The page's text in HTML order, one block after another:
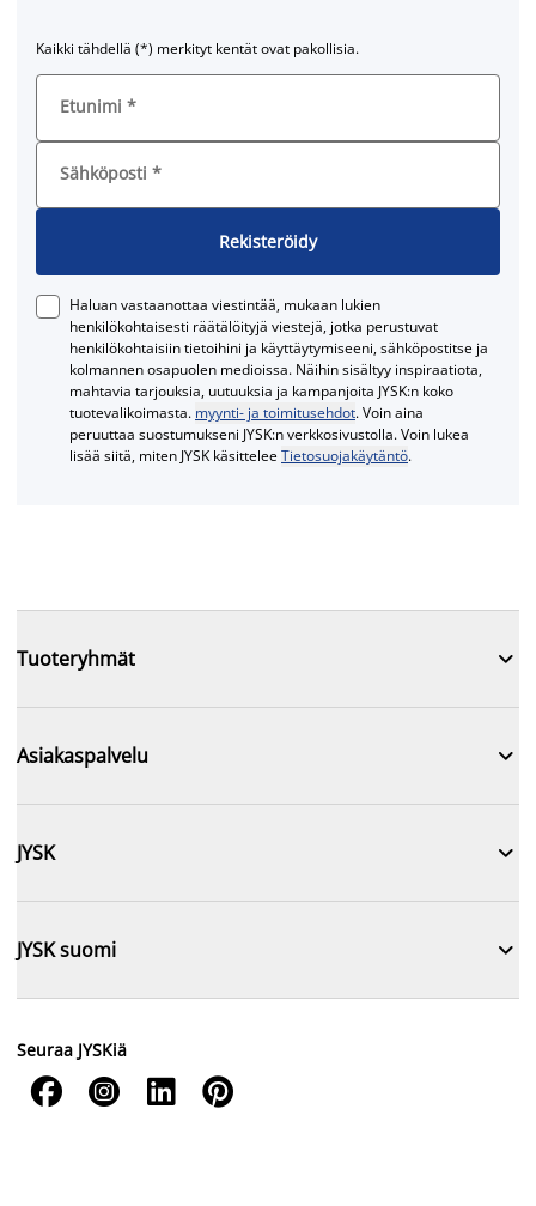
Kaikki tähdellä (*) merkityt kentät ovat pakollisia.
Etunimi *
Sähköposti *
Rekisteröidy
Haluan vastaanottaa viestintää, mukaan lukien
henkilökohtaisesti räätälöityjä viestejä, jotka perustuvat
henkilökohtaisiin tietoihini ja käyttäytymiseeni, sähköpostitse ja
kolmannen osapuolen medioissa. Näihin sisältyy inspiraatiota,
mahtavia tarjouksia, uutuuksia ja kampanjoita JYSK:n koko
tuotevalikoimasta. myynti- ja toimitusehdot. Voin aina
peruuttaa suostumukseni JYSK:n verkkosivustolla. Voin lukea
lisää siitä, miten JYSK käsitteleeTietosuojakäytäntö.
Tuoteryhmät 
Asiakaspalvelu 
JYSK 
JYSK suomi 
Seuraa JYSKiä
   